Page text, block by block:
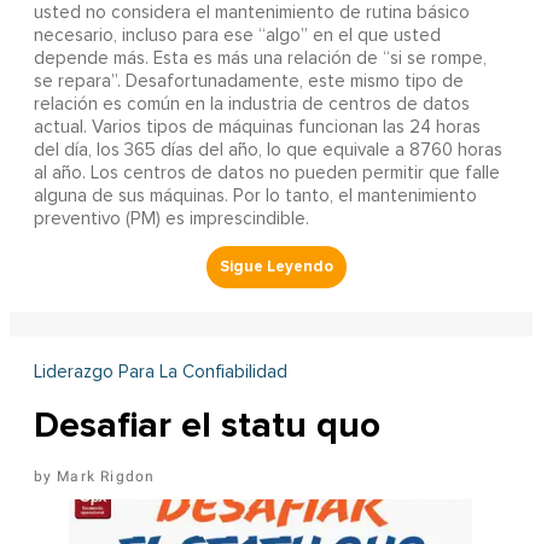
usted no considera el mantenimiento de rutina básico
necesario, incluso para ese “algo” en el que usted
depende más. Esta es más una relación de “si se rompe,
se repara”. Desafortunadamente, este mismo tipo de
relación es común en la industria de centros de datos
actual. Varios tipos de máquinas funcionan las 24 horas
del día, los 365 días del año, lo que equivale a 8760 horas
al año. Los centros de datos no pueden permitir que falle
alguna de sus máquinas. Por lo tanto, el mantenimiento
preventivo (PM) es imprescindible.
Liderazgo Para La Confiabilidad
Desafiar el statu quo
Mark Rigdon